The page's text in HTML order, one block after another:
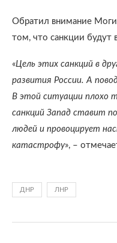
Обратил внимание
том, что санкции будут
«Цель этих санкций в
развития России. А
В этой ситуации плохо
санкций Запад ставит
людей и провоцирует
катастрофу», –
ДНР ЛНР